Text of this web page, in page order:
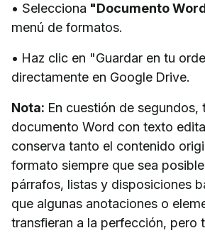
• Selecciona "Documento
menú de formatos.
• Haz clic en "Guardar en tu
directamente en Google Drive.
Nota: En cuestión de segundos,
documento Word con texto
conserva tanto el contenido
formato siempre que sea
párrafos, listas y disposiciones
que algunas anotaciones o
transfieran a la perfección, pero